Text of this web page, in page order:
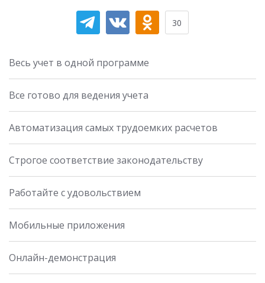
30
Весь учет в одной программе
Все готово для ведения учета
Автоматизация самых трудоемких расчетов
Строгое соответствие законодательству
Работайте с удовольствием
Мобильные приложения
Онлайн-демонстрация